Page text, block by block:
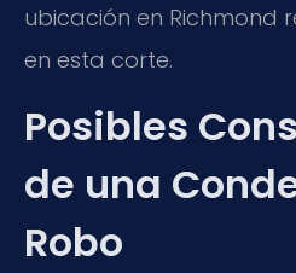
ubicación en Richmond
en esta corte.
Posibles
de una
Robo